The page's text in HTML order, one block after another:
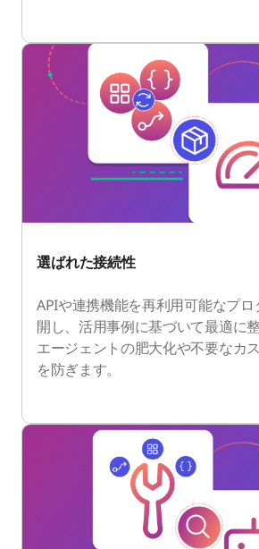
選ばれた接続性
APIや連携機能を再利用可能なプ
開し、活用事例に基づいて最適に
エージェントの肥大化や不要なカ
を防ぎます。